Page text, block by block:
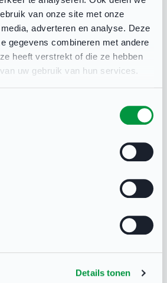
van onze site met onze
adverteren en analyse. Deze
gegevens combineren met andere
heeft verstrekt of die ze hebben
uw gebruik van hun services.
Details tonen